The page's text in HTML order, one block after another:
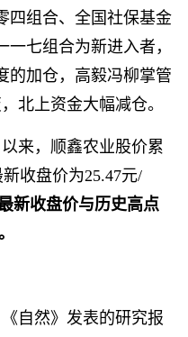
四组合、全国社保基金
七组合为新进入者，
的加仓，高毅冯柳掌管
北上资金大幅减仓。
来，顺鑫农业股价累
收盘价为25.47元/
新收盘价与历史高点
自然》发表的研究报